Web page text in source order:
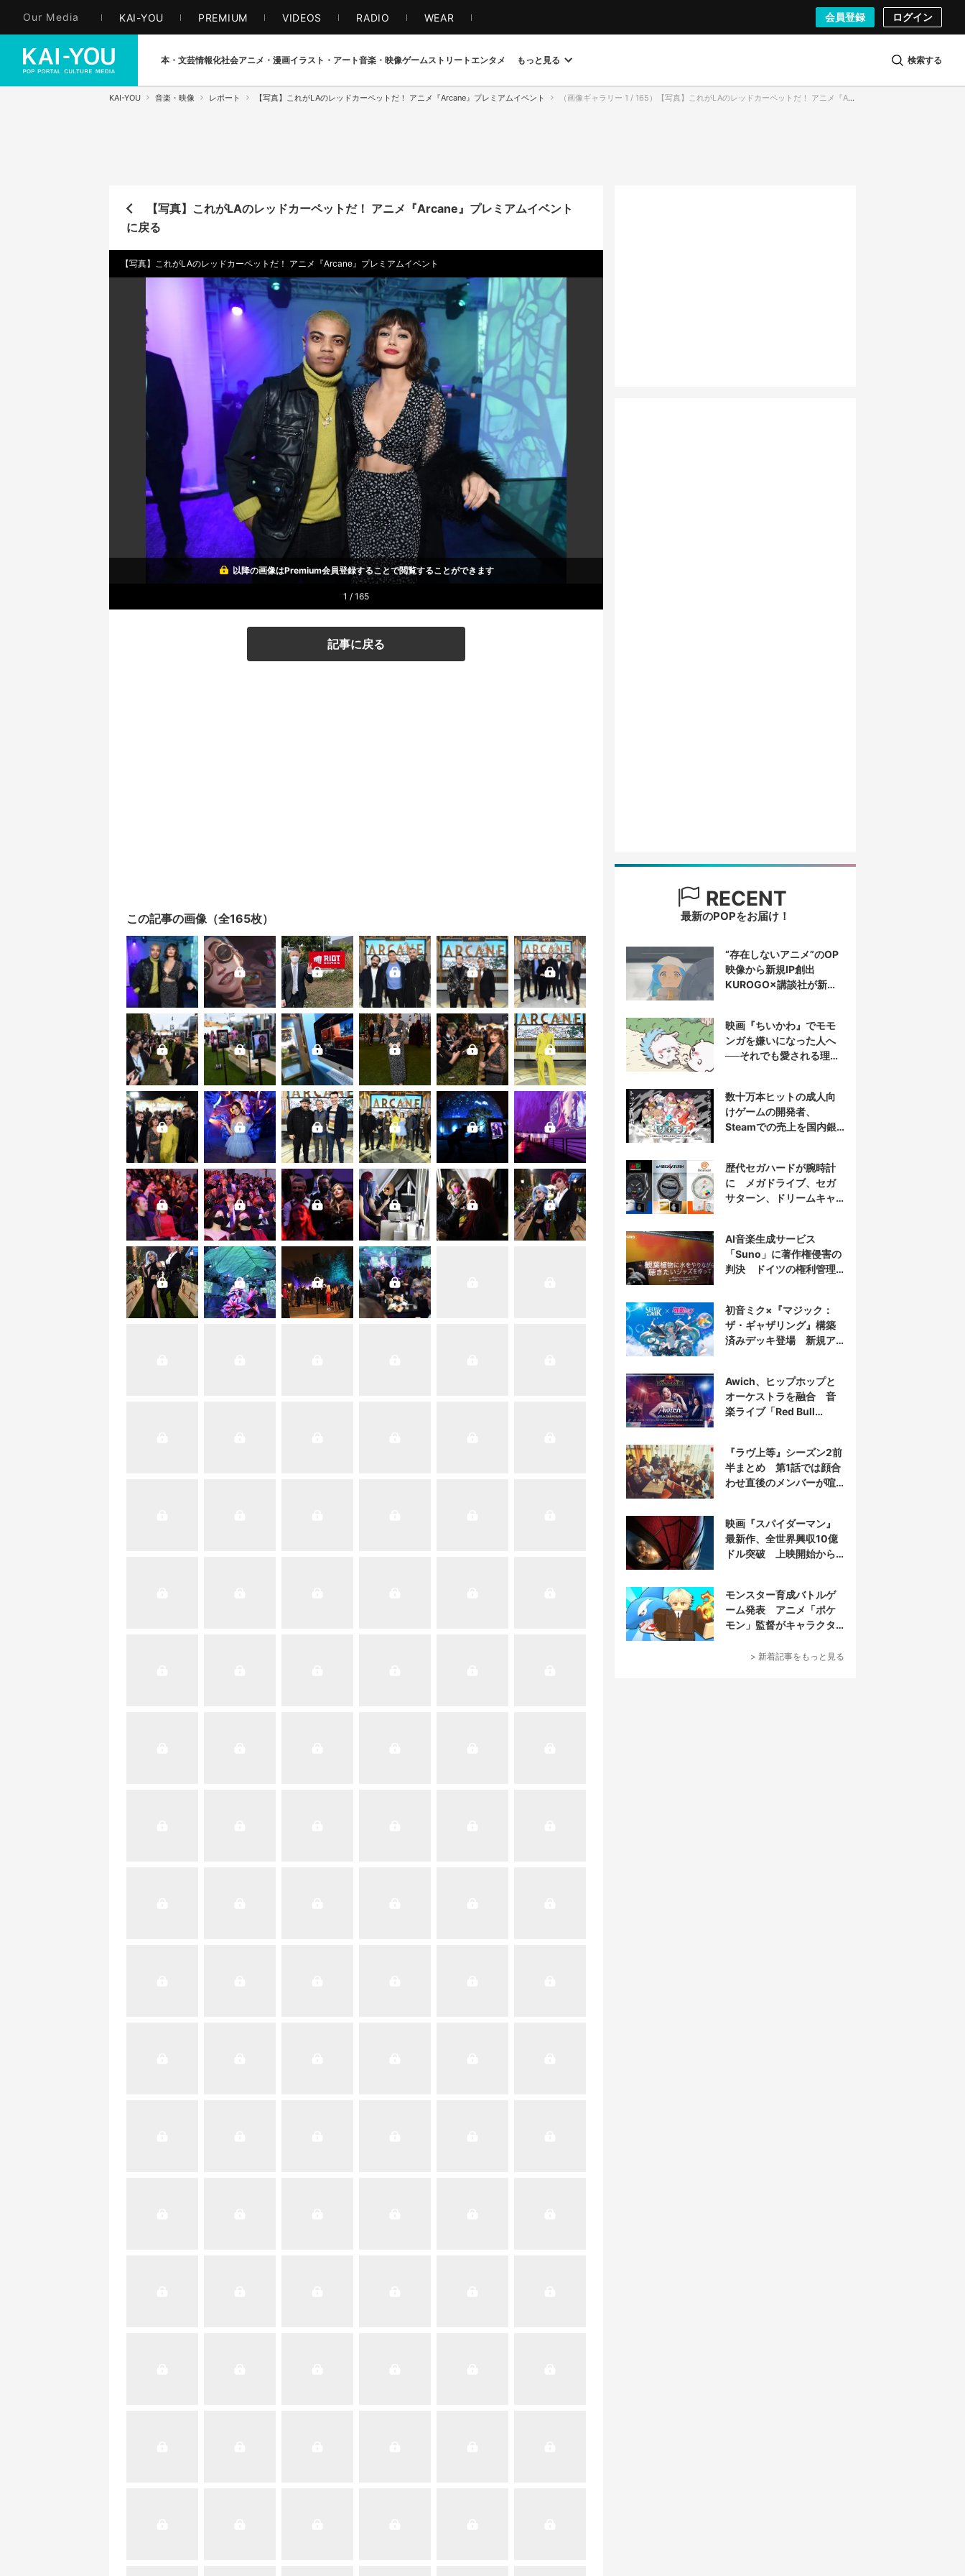
Our Media KAI-YOU PREMIUM VIDEOS RADIO WEAR 会員登録 ログイン
本・文芸情報化社会アニメ・漫画イラスト・アート音楽・映像ゲームストリート エンタメ もっと見る 検索する
KAI-YOU 音楽・映像 レポート 【写真】これがLAのレッドカーペットだ！ アニメ『Arcane』プレミアムイベント （画像ギャラリー 1 / 165）【写真】これがLAのレッドカーペットだ！ アニメ『Arcane』プレミアムイベント
【写真】これがLAのレッドカーペットだ！ アニメ『Arcane』プレミアムイベント
に戻る
【写真】これがLAのレッドカーペットだ！ アニメ『Arcane』プレミアムイベント
以降の画像はPremium会員登録することで閲覧することができます
1 / 165
記事に戻る
この記事の画像（全165枚）
RECENT
最新のPOPをお届け！
“存在しないアニメ”のOP
映像から新規IP創出
KUROGO×講談社が新プ
映画『ちいかわ』でモモ
ンガを嫌いになった人へ
──それでも愛される理由
数十万本ヒットの成人向
けゲームの開発者、
Steamでの売上を国内銀
歴代セガハードが腕時計
に メガドライブ、セガ
サターン、ドリームキャ
AI音楽生成サービス
「Suno」に著作権侵害の
判決 ドイツの権利管理
初音ミク×『マジック：
ザ・ギャザリング』構築
済みデッキ登場 新規ア
Awich、ヒップホップと
オーケストラを融合 音
楽ライブ「Red Bull
『ラヴ上等』シーズン2前
半まとめ 第1話では顔合
わせ直後のメンバーが喧
映画『スパイダーマン』
最新作、全世界興収10億
ドル突破 上映開始から
モンスター育成バトルゲ
ーム発表 アニメ「ポケ
モン」監督がキャラクタ
> 新着記事をもっと見る